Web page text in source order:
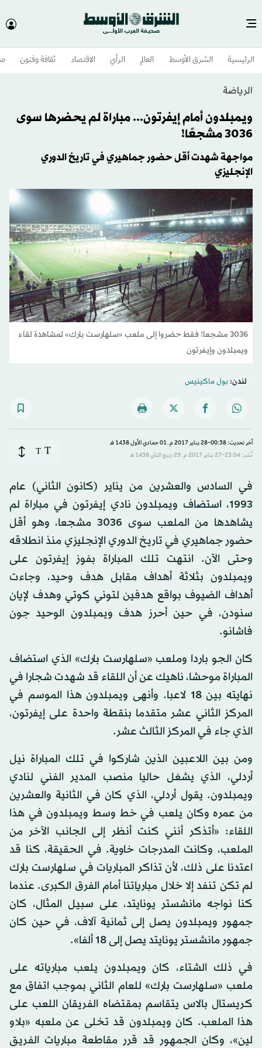
الرئيسية الشرق الأوسط​ العالم الرأي الاقتصاد ثقافة وفنون
الرياضة
ويمبلدون أمام إيفرتون... مباراة لم يحضرها سوى
3036 مشجعًا!
مواجهة شهدت أقل حضور جماهيري في تاريخ الدوري
الإنجليزي
3036 مشجعا! فقط حضروا إلى ملعب «سلهارست بارك» لمشاهدة لقاء
ويمبلدون وإيفرتون
لندن:بول ماكينيس
آخر تحديث: 00:38-28 يناير 2017 م ـ 01 جمادي الأول 1438 هـ
نُشر: 23:04-27 يناير 2017 م ـ 29 ربيع الثاني 1438 هـ
T
T
في السادس والعشرين من يناير (كانون الثاني) عام
1993، استضاف ويمبلدون نادي إيفرتون في مباراة لم
يشاهدها من الملعب سوى 3036 مشجعا، وهو أقل
حضور جماهيري في تاريخ الدوري الإنجليزي منذ انطلاقه
وحتى الآن. انتهت تلك المباراة بفوز إيفرتون على
ويمبلدون بثلاثة أهداف مقابل هدف وحيد، وجاءت
أهداف الضيوف بواقع هدفين لتوني كوتي وهدف لإيان
سنودن، في حين أحرز هدف ويمبلدون الوحيد جون
فاشانو.
كان الجو باردا وملعب «سلهارست بارك» الذي استضاف
المباراة موحشا، ناهيك عن أن اللقاء قد شهدت شجارا في
نهايته بين 18 لاعبا. وأنهى ويمبلدون هذا الموسم في
المركز الثاني عشر متقدما بنقطة واحدة على إيفرتون،
الذي جاء في المركز الثالث عشر.
ومن بين اللاعبين الذين شاركوا في تلك المباراة نيل
أردلي، الذي يشغل حاليا منصب المدير الفني لنادي
ويمبلدون. يقول أردلي، الذي كان في الثانية والعشرين
من عمره وكان يلعب في خط وسط ويمبلدون في هذا
اللقاء: «أتذكر أنني كنت أنظر إلى الجانب الآخر من
الملعب، وكانت المدرجات خاوية. في الحقيقة، كنا قد
اعتدنا على ذلك، لأن تذاكر المباريات في سلهارست بارك
لم تكن تنفد إلا خلال مبارياتنا أمام الفرق الكبرى. عندما
كنا نواجه مانشستر يونايتد، على سبيل المثال، كان
جمهور ويمبلدون يصل إلى ثمانية آلاف، في حين كان
جمهور مانشستر يونايتد يصل إلى 18 ألفا».
في ذلك الشتاء، كان ويمبلدون يلعب مبارياته على
ملعب «سلهارست بارك» للعام الثاني بموجب اتفاق مع
كريستال بالاس يتقاسم بمقتضاه الفريقان اللعب على
هذا الملعب. كان ويمبلدون قد تخلى عن ملعبه «بلاو
لين»، وكان الجمهور قد قرر مقاطعة مباريات الفريق